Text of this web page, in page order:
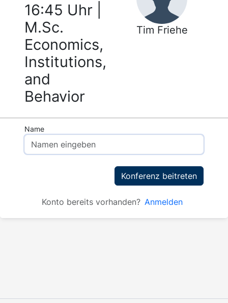
16:45 Uhr |
M.Sc.
Economics,
Institutions,
and
Behavior
Tim Friehe
Name
Konferenz beitreten
Konto bereits vorhanden? Anmelden